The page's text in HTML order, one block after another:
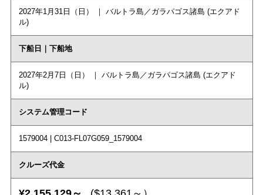
2027年1月31日（日） ｜ バルトラ島／ガラパゴス諸島 (エクアド
ル)
下船日｜下船地
2027年2月7日（日） ｜ バルトラ島／ガラパゴス諸島 (エクアド
ル)
システム管理コード
1579004 | C013-FL07G059_1579004
クルーズ代金